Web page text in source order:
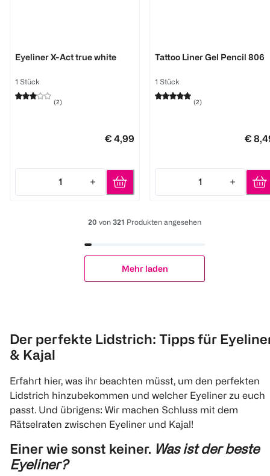
Eyeliner X-Act true white
1 Stück
(2)
€ 4,99
1
Quantity: 1
Tattoo Liner Gel Pencil 806
1 Stück
(2)
€
1
Quantity: 1
20 von 321 Produkten angesehen
Mehr laden
Der perfekte Lidstrich: Tipps für
& Kajal
Erfahrt hier, was ihr beachten müsst, um den perfekten
Lidstrich hinzubekommen und welcher Eyeliner zu euch
passt. Und übrigens: Wir machen Schluss mit dem
Rätselraten zwischen Eyeliner und Kajal!
Einer wie sonst keiner. Was ist der beste
Eyeliner?